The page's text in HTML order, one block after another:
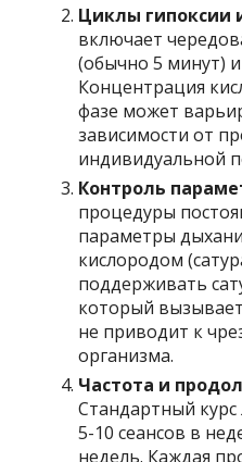
Циклы гипоксии
включает
(обычно 5 минут)
Концентрация
фазе может
зависимости от
индивидуальной
Контроль
процедуры
параметры
кислородом
поддерживать
который
не приводит к
организма.
Частота и
Стандартный
5-10 сеансов в
недель. Каждая